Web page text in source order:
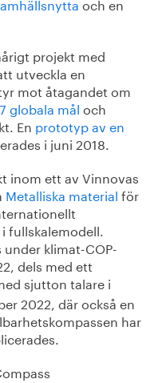
projekt med
utveckla en
mot åtagandet om
globala måloch
En prototyp av en
i juni 2018.
inom ett av Vinnovas
Metalliska material för
fullskalemodell.
klimat-COP-
dels med ett
sjutton talare i
2022, där också en
har